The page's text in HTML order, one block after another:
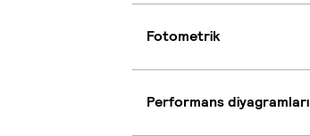
Fotometrik
Performans diyagramları